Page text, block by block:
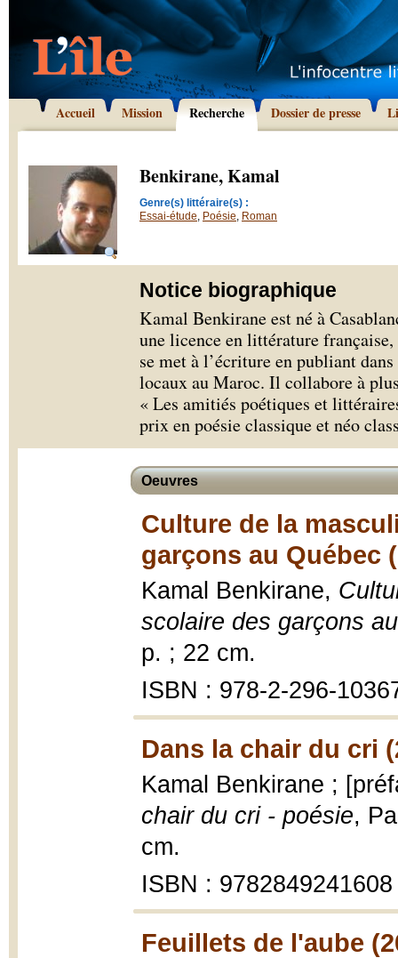
Accueil Mission Recherche Dossier de presse
Benkirane, Kamal
Genre(s) littéraire(s) :
Essai-étude, Poésie, Roman
Notice biographique
Kamal Benkirane est né à
une licence en littérature
se met à l’écriture en publiant
locaux au Maroc. Il collabore à
« Les amitiés poétiques et
prix en poésie classique et néo
Oeuvres
Culture de la
garçons au Québec
Kamal Benkirane,
scolaire des garçons
p. ; 22 cm.
ISBN : 978-2-296-
Dans la chair du cri
Kamal Benkirane ;
chair du cri - poésie,
cm.
ISBN : 9782849241608
Feuillets de l'aube